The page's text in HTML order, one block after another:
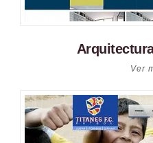
Ver